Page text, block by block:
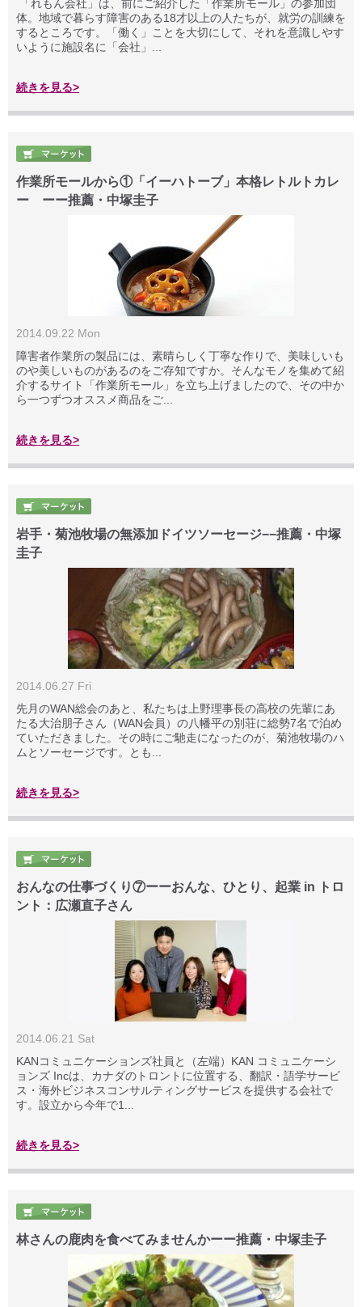
「れもん会社」は、前にご紹介した「作業所モール」の参加団
体。地域で暮らす障害のある18才以上の人たちが、就労の訓練を
するところです。「働く」ことを大切にして、それを意識しやす
いように施設名に「会社」...
続きを見る>
作業所モールから①「イーハトーブ」本格レトルトカレ
ー ーー推薦・中塚圭子
2014.09.22 Mon
障害者作業所の製品には、素晴らしく丁寧な作りで、美味しいも
のや美しいものがあるのをご存知ですか。そんなモノを集めて紹
介するサイト「作業所モール」を立ち上げましたので、その中か
ら一つずつオススメ商品をご...
続きを見る>
岩手・菊池牧場の無添加ドイツソーセージ−−推薦・中塚
圭子
2014.06.27 Fri
先月のWAN総会のあと、私たちは上野理事長の高校の先輩にあ
たる大治朋子さん（WAN会員）の八幡平の別荘に総勢7名で泊め
ていただきました。その時にご馳走になったのが、菊池牧場のハ
ムとソーセージです。とも...
続きを見る>
おんなの仕事づくり⑦ーーおんな、ひとり、起業 in トロ
ント：広瀬直子さん
2014.06.21 Sat
KANコミュニケーションズ社員と（左端）KAN コミュニケーシ
ョンズ Incは、カナダのトロントに位置する、翻訳・語学サービ
ス・海外ビジネスコンサルティングサービスを提供する会社で
す。設立から今年で1...
続きを見る>
林さんの鹿肉を食べてみませんかーー推薦・中塚圭子